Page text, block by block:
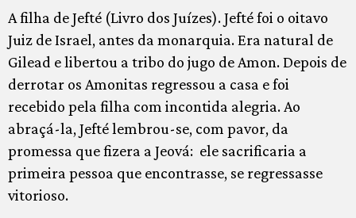
A filha de Jefté (Livro dos Juízes). Jefté foi o oitavo
Juiz de Israel, antes da monarquia. Era natural de
Gilead e libertou a tribo do jugo de Amon. Depois de
derrotar os Amonitas regressou a casa e foi
recebido pela filha com incontida alegria. Ao
abraçá-la, Jefté lembrou-se, com pavor, da
promessa que fizera a Jeová: ele sacrificaria a
primeira pessoa que encontrasse, se regressasse
vitorioso.